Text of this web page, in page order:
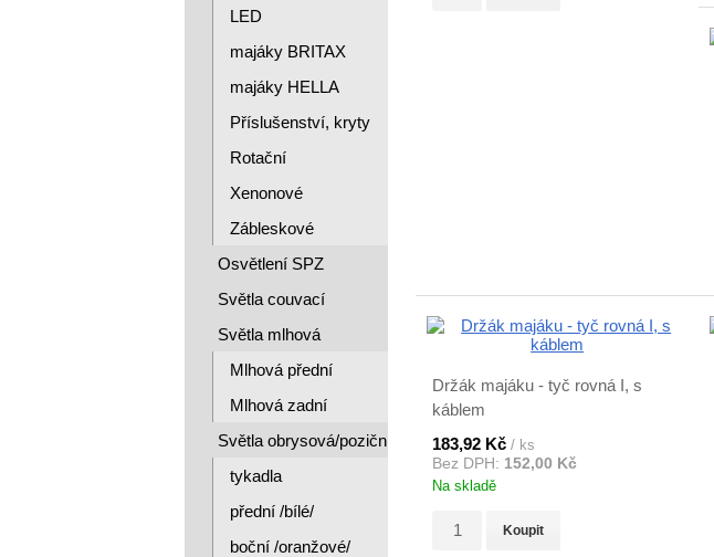
LED
majáky BRITAX
majáky HELLA
Příslušenství, kryty
Rotační
Xenonové
Zábleskové
Osvětlení SPZ
Světla couvací
Světla mlhová
Mlhová přední
Mlhová zadní
Světla obrysová/poziční/
tykadla
přední /bílé/
boční /oranžové/
Držák majáku - tyč rovná I, s
káblem
183,92 Kč / ks
Bez DPH: 152,00 Kč
Na skladě
Koupit